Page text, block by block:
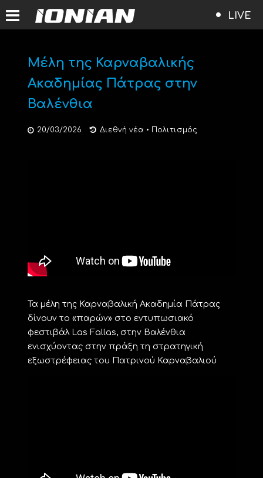
LIVE
Μέλη της Καρναβαλικής
Ακαδημίας Πάτρας στην
Βαλένθια
20/03/2026 Διεθνή νέα • Πολιτισμός
Τα μέλη της Καρναβαλική Ακαδημία Πάτρας
δίνουν το «παρών» στο εντυπωσιακό
φεστιβάλ Las Fallas, στην Βαλένθια
ενισχύοντας στην πράξη τη στρατηγική
εξωστρέφειας του Πατρινού Καρναβαλιού